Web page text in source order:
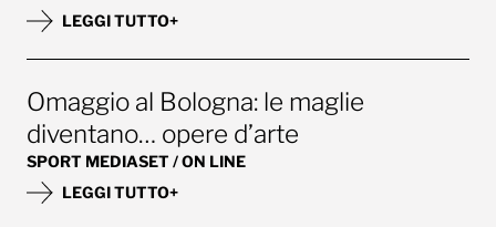
LEGGI TUTTO+
Omaggio al Bologna: le maglie
diventano… opere d’arte
SPORT MEDIASET / ON LINE
LEGGI TUTTO+